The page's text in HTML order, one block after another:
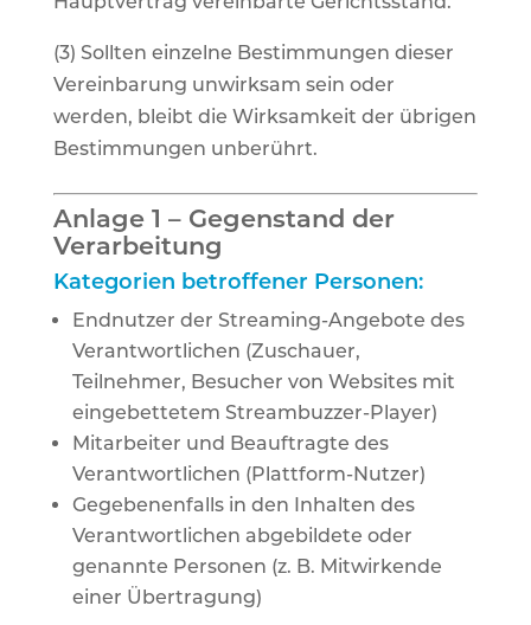
(3) Sollten einzelne Bestimmungen dieser
Vereinbarung unwirksam sein oder
werden, bleibt die Wirksamkeit der übrigen
Bestimmungen unberührt.
Anlage 1 – Gegenstand der
Verarbeitung
Kategorien betroffener Personen:
Endnutzer der Streaming-Angebote des
Verantwortlichen (Zuschauer,
Teilnehmer, Besucher von Websites mit
eingebettetem Streambuzzer-Player)
Mitarbeiter und Beauftragte des
Verantwortlichen (Plattform-Nutzer)
Gegebenenfalls in den Inhalten des
Verantwortlichen abgebildete oder
genannte Personen (z. B. Mitwirkende
einer Übertragung)